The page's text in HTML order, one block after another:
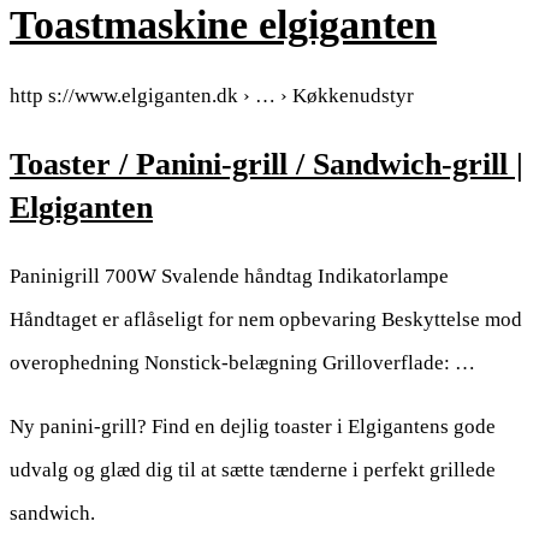
Toastmaskine elgiganten
http s://www.elgiganten.dk › … › Køkkenudstyr
Toaster / Panini-grill / Sandwich-grill |
Elgiganten
Paninigrill 700W Svalende håndtag Indikatorlampe
Håndtaget er aflåseligt for nem opbevaring Beskyttelse mod
overophedning Nonstick-belægning Grilloverflade: …
Ny panini-grill? Find en dejlig toaster i Elgigantens gode
udvalg og glæd dig til at sætte tænderne i perfekt grillede
sandwich.